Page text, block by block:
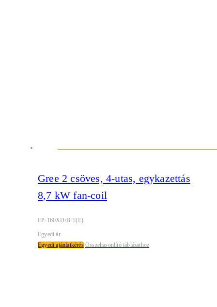
Gree 2 csöves, 4-utas, egykazettás
8,7 kW fan-coil
FP-160XD/B-T(E)
Egyedi ár
Egyedi ajánlatkérés Összehasonlító táblázathoz